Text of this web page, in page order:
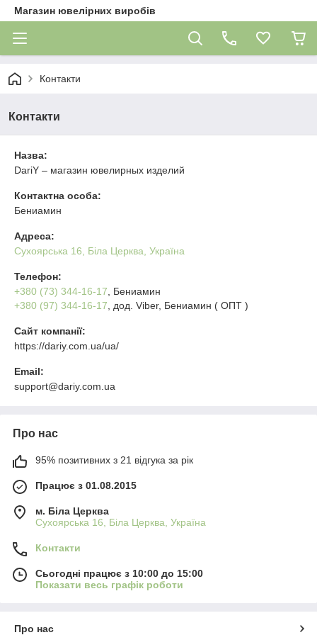
Магазин ювелірних виробів
Контакти
Контакти
Назва:
DariY – магазин ювелирных изделий
Контактна особа:
Бениамин
Адреса:
Сухоярська 16, Біла Церква, Україна
Телефон:
+380 (73) 344-16-17 , Бениамин
+380 (97) 344-16-17 , дод. Viber, Бениамин ( ОПТ )
Сайт компанії:
https://dariy.com.ua/ua/
Email:
support@dariy.com.ua
Про нас
95% позитивних з 21 відгука за рік
Працює з 01.08.2015
м. Біла Церква
Сухоярська 16, Біла Церква, Україна
Контакти
Сьогодні працює з 10:00 до 15:00
Показати весь графік роботи
Про нас